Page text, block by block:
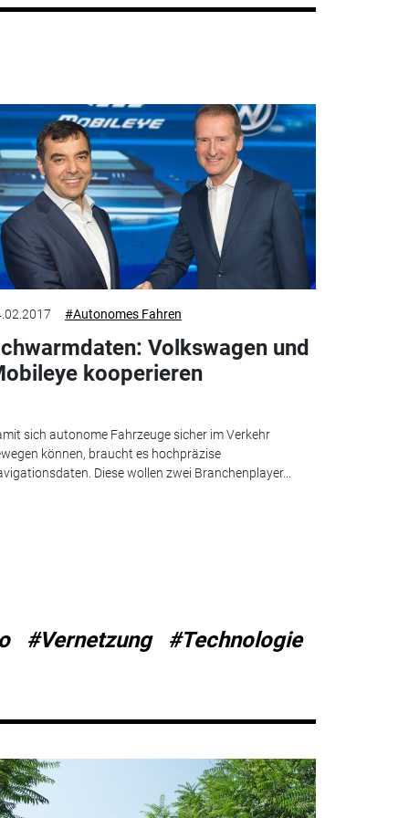
#Autonomes Fahren
Volkswagen und
kooperieren
sich autonome Fahrzeuge sicher im Verkehr
können, braucht es hochpräzise
Diese wollen zwei Branchenplayer...
#Vernetzung #Technologie